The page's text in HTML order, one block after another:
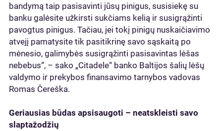
bandymą taip pasisavinti jūsų pinigus, susisiekę su
banku galėsite užkirsti sukčiams kelią ir susigrąžinti
pavogtus pinigus. Tačiau, jei tokį pinigų nuskaičiavimo
atvejį pamatysite tik pasitikrinę savo sąskaitą po
mėnesio, galimybės susigrąžinti pasisavintas lėšas
nebebus“, – sako „Citadele“ banko Baltijos šalių lėšų
valdymo ir prekybos finansavimo tarnybos vadovas
Romas Čereška.
Geriausias būdas apsisaugoti – neatskleisti savo
slaptažodžių